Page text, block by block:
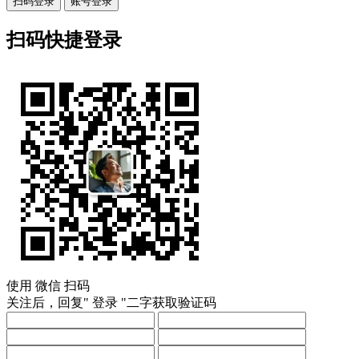
扫码快捷登录
使用 微信 扫码
关注后，回复" 登录 "二字获取验证码